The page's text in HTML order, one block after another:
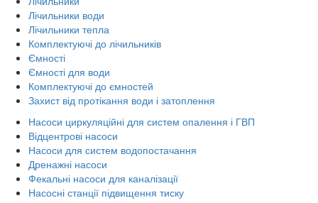
Лічильники води
Лічильники тепла
Комплектуючі до лічильників
Ємності
Ємності для води
Комплектуючі до ємностей
Захист від протікання води і затоплення
Насоси циркуляційні для систем опалення і ГВП
Відцентрові насоси
Насоси для систем водопостачання
Дренажні насоси
Фекальні насоси для каналізації
Насосні станції підвищення тиску